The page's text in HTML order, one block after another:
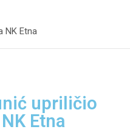
NK Etna
upriličio
Etna